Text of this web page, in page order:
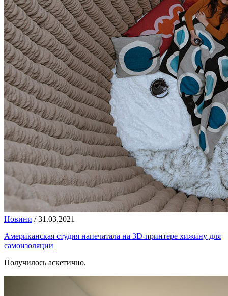
Новини / 31.03.2021
Американская студия напечатала на 3D-принтере хижину для
самоизоляции
Получилось аскетично.